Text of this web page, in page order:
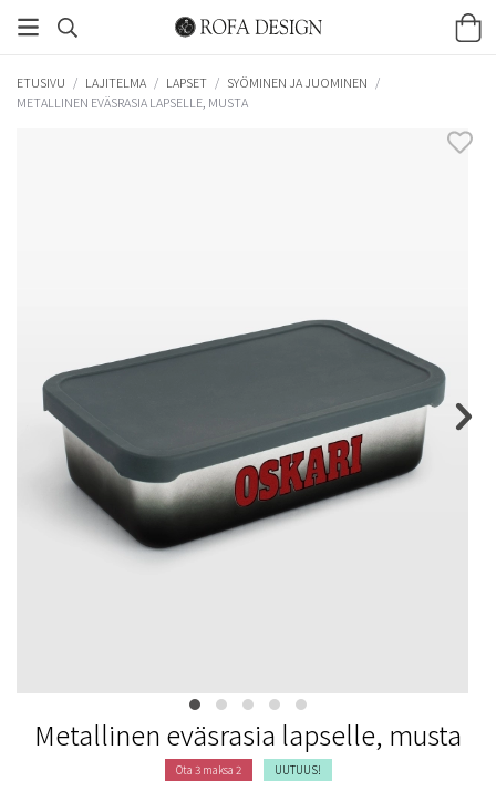
ETUSIVU / LAJITELMA / LAPSET / SYÖMINEN JA JUOMINEN /
METALLINEN EVÄSRASIA LAPSELLE, MUSTA
Metallinen eväsrasia lapselle, musta
Ota 3 maksa 2 UUTUUS!